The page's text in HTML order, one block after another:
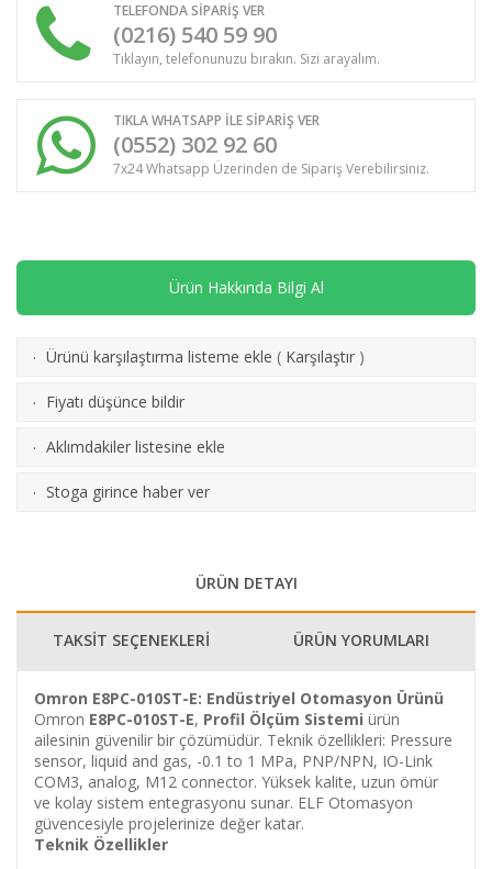
TELEFONDA SİPARİŞ VER
(0216) 540 59 90
Tıklayın, telefonunuzu bırakın. Sizi arayalım.
TIKLA WHATSAPP İLE SİPARİŞ VER
(0552) 302 92 60
7x24 Whatsapp Üzerinden de Sipariş Verebilirsiniz.
Ürün Hakkında Bilgi Al
· Ürünü karşılaştırma listeme ekle ( Karşılaştır )
· Fiyatı düşünce bildir
· Aklımdakiler listesine ekle
· Stoga girince haber ver
ÜRÜN DETAYI
TAKSİT SEÇENEKLERİ ÜRÜN YORUMLARI
Omron E8PC-010ST-E: Endüstriyel Otomasyon Ürünü
Omron E8PC-010ST-E, Profil Ölçüm Sistemi ürün
ailesinin güvenilir bir çözümüdür. Teknik özellikleri: Pressure
sensor, liquid and gas, -0.1 to 1 MPa, PNP/NPN, IO-Link
COM3, analog, M12 connector. Yüksek kalite, uzun ömür
ve kolay sistem entegrasyonu sunar. ELF Otomasyon
güvencesiyle projelerinize değer katar.
Teknik Özellikler